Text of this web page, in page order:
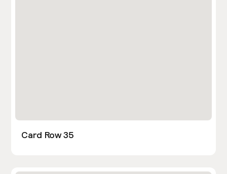
Card Row 35